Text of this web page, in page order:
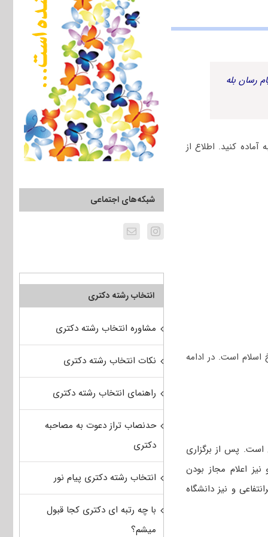
رسان بله
کنید. اطلاع از
است. در ادامه
است. پس از برگزاری
نیز اعلام مجاز بودن
و نیز دانشگاه
شبکه‌های اجتماعی
انتخاب رشته دکتری
مشاوره انتخاب رشته دکتری
نکات انتخاب رشته دکتری
راهنمای انتخاب رشته دکتری
حدنصاب تراز دعوت به مصاحبه
دکتری
انتخاب رشته دکتری پیام نور
با چه رتبه ای دکتری کجا قبول
میشم؟